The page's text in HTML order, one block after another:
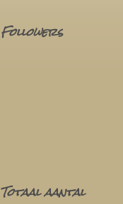
Followers
Totaal aantal